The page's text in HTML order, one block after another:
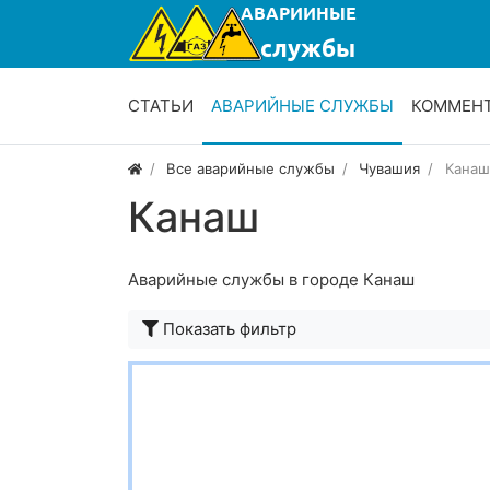
СТАТЬИ АВАРИЙНЫЕ СЛУЖБЫ
Все аварийные службы Чувашия Канаш
Канаш
Аварийные службы в городе Канаш
Показать фильтр